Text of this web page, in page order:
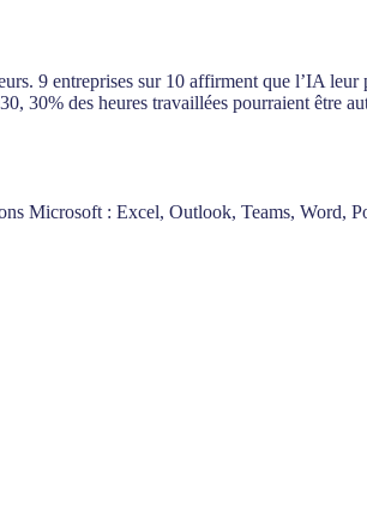
9 entreprises sur 10 affirment que l’IA
30% des heures travaillées pourraient être
Microsoft : Excel, Outlook, Teams, Word,